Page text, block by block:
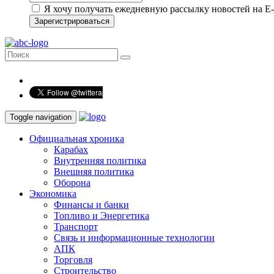
Я хочу получать ежедневную рассылку новостей на
Зарегистрироваться
Toggle navigation
Официальная хроника
Карабах
Внутренняя политика
Внешняя политика
Оборона
Экономика
Финансы и банки
Топливо и Энергетика
Транспорт
Связь и информационные технологии
АПК
Торговля
Строительство